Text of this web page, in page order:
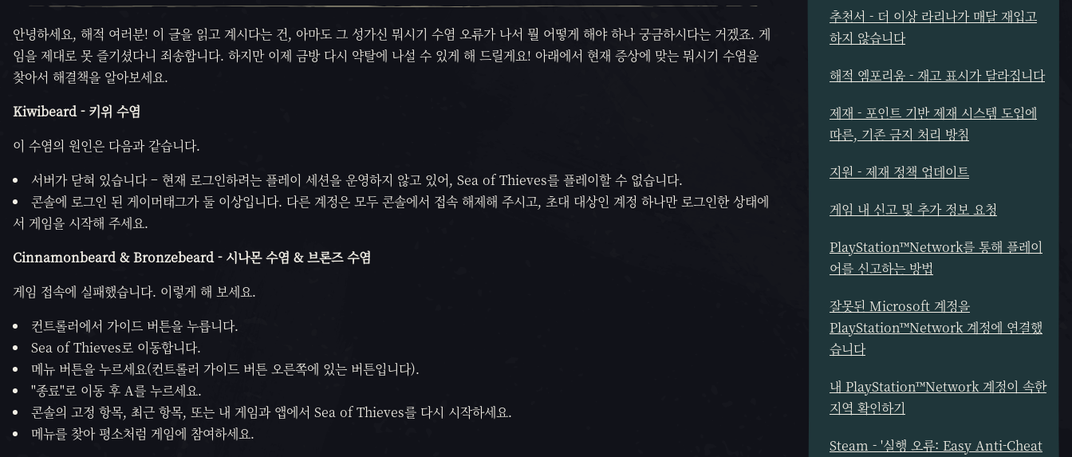
안녕하세요, 해적 여러분! 이 글을 읽고 계시다는 건, 아마도 그 성가신 뭐시기 수염 오류가 나서 뭘 어떻게 해야 하나 궁금하시다는 거겠죠. 게
임을 제대로 못 즐기셨다니 죄송합니다. 하지만 이제 금방 다시 약탈에 나설 수 있게 해 드릴게요! 아래에서 현재 증상에 맞는 뭐시기 수염을
찾아서 해결책을 알아보세요.
Kiwibeard - 키위 수염
이 수염의 원인은 다음과 같습니다.
서버가 닫혀 있습니다 – 현재 로그인하려는 플레이 세션을 운영하지 않고 있어, Sea of Thieves를 플레이할 수 없습니다.
콘솔에 로그인 된 게이머태그가 둘 이상입니다. 다른 계정은 모두 콘솔에서 접속 해제해 주시고, 초대 대상인 계정 하나만 로그인한 상태에
서 게임을 시작해 주세요.
Cinnamonbeard &Bronzebeard - 시나몬 수염 & 브론즈 수염
게임 접속에 실패했습니다. 이렇게 해 보세요.
컨트롤러에서 가이드 버튼을 누릅니다.
Sea of Thieves로 이동합니다.
메뉴 버튼을 누르세요(컨트롤러 가이드 버튼 오른쪽에 있는 버튼입니다).
"종료"로 이동 후 A를 누르세요.
콘솔의 고정 항목, 최근 항목, 또는 내 게임과 앱에서 Sea of Thieves를 다시 시작하세요.
메뉴를 찾아 평소처럼 게임에 참여하세요.
추천서 - 더 이상 라리나가 매달 재입고
하지 않습니다
해적 엠포리움 - 재고 표시가 달라집니다
제재 - 포인트 기반 제재 시스템 도입에
따른, 기존 금지 처리 방침
지원 - 제재 정책 업데이트
게임 내 신고 및 추가 정보 요청
PlayStation™Network를 통해 플레이
어를 신고하는 방법
잘못된 Microsoft 계정을
PlayStation™Network 계정에 연결했
습니다
내 PlayStation™Network 계정이 속한
지역 확인하기
Steam - '실행 오류: Easy Anti-Cheat